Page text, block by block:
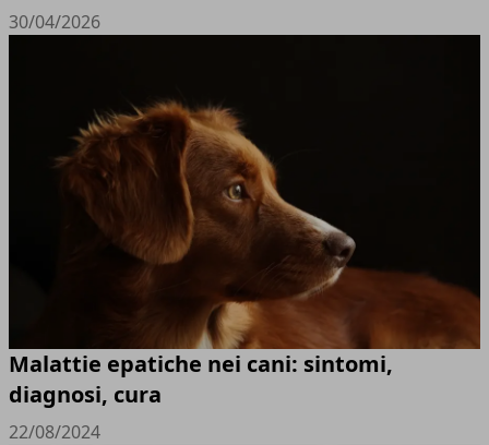
30/04/2026
Malattie epatiche nei cani: sintomi,
diagnosi, cura
22/08/2024